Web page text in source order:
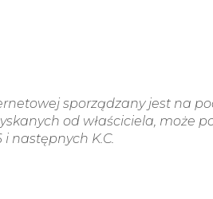
sporządzany jest na
od właściciela, może
następnych K.C.